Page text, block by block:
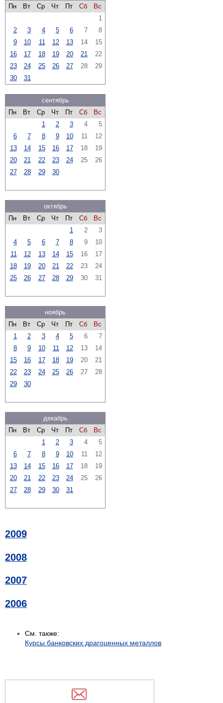
Пн
Вт Ср Чт Пт Сб
Вс
1
2
3 4 5 6 7
8
9
10 11 12 13 14
15
16
17 18 19 20 21
22
23
24 25 26 27 28
29
30
31
сентябрь
Пн
Вт Ср Чт Пт Сб
Вс
1
2 3 4
5
6
7 8 9 10 11
12
13
14 15 16 17 18
19
20
21 22 23 24 25
26
27
28 29 30
октябрь
Пн
Вт Ср Чт Пт Сб
Вс
1
2
3
4
5 6 7 8 9
10
11
12 13 14 15 16
17
18
19 20 21 22 23
24
25
26 27 28 29 30 31
ноябрь
Пн
Вт Ср Чт Пт Сб
Вс
1
2 3 4 5 6
7
8
9 10 11 12 13
14
15
16 17 18 19 20
21
22
23 24 25 26 27
28
29
30
декабрь
Пн
Вт Ср Чт Пт Сб
Вс
1
2 3 4
5
6
7 8 9 10 11
12
13
14 15 16 17 18
19
20
21 22 23 24 25
26
27
28 29 30 31
2009
2008
2007
2006
См. также:
Курсы банковских драгоценных металлов